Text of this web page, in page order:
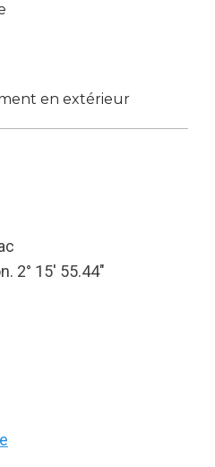
en extérieur
2° 15′ 55.44″